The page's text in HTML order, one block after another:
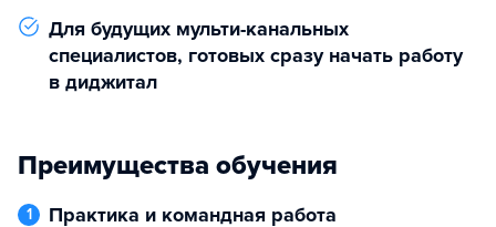
Для будущих мульти-канальных
специалистов, готовых сразу начать работу
в диджитал
Преимущества обучения
1 Практика и командная работа